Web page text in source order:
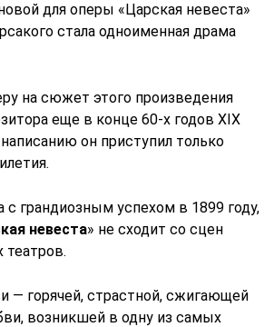
для оперы «Царская невеста»
стала одноименная драма
на сюжет этого произведения
еще в конце 60-х годов XIX
он приступил только
грандиозным успехом в 1899 году,
невеста» не сходит со сцен
— горячей, страстной, сжигающей
возникшей в одну из самых